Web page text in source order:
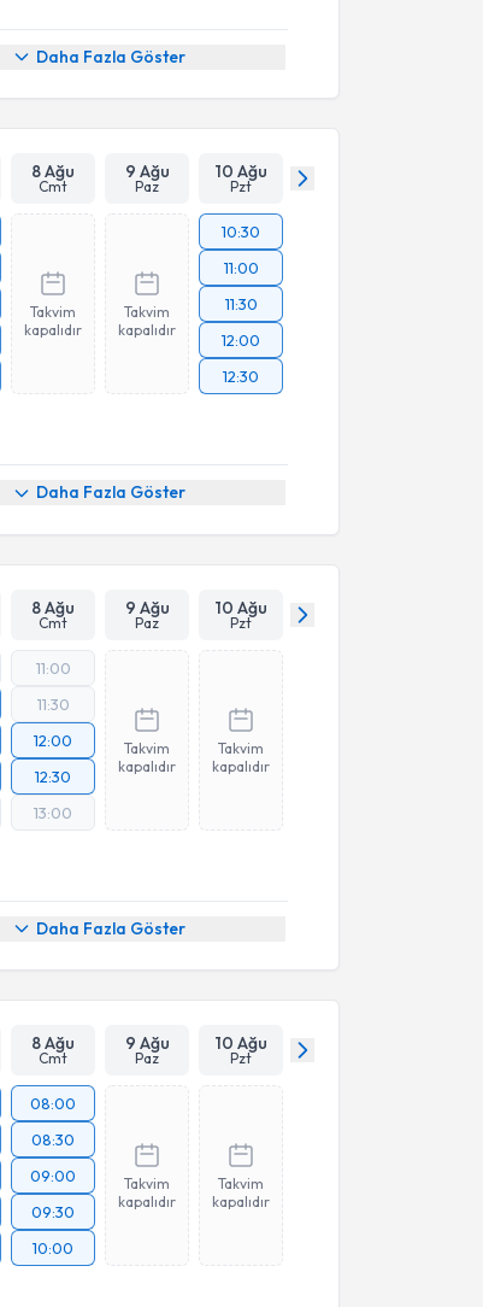
Daha Fazla Göster
8 Ağu
Cmt
9 Ağu
Paz
10 Ağu
Pzt
Takvim
kapalıdır
Takvim
kapalıdır
10:30
11:00
11:30
12:00
12:30
Daha Fazla Göster
8 Ağu
Cmt
9 Ağu
Paz
10 Ağu
Pzt
11:00
11:30
12:00
12:30
13:00
Takvim
kapalıdır
Takvim
kapalıdır
Daha Fazla Göster
8 Ağu
Cmt
9 Ağu
Paz
10 Ağu
Pzt
08:00
08:30
09:00
09:30
10:00
Takvim
kapalıdır
Takvim
kapalıdır